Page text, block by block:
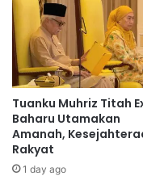
a
-
R
u
s
i
a
d
a
l
T
a
n
d
a
T
a
n
y
a
,
Tuanku Muhriz Titah
Baharu Utamakan
Amanah,
Rakyat
1 day ago